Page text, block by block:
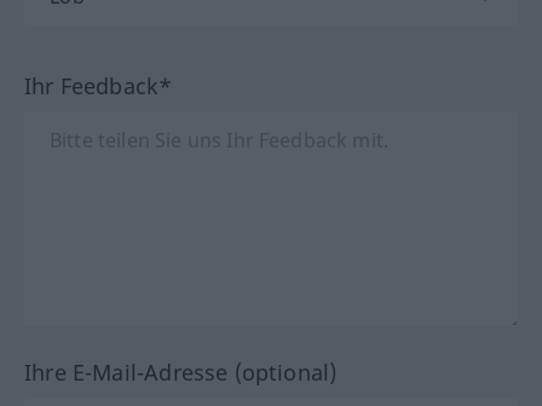
Ihr Feedback*
Ihre E-Mail-Adresse (optional)